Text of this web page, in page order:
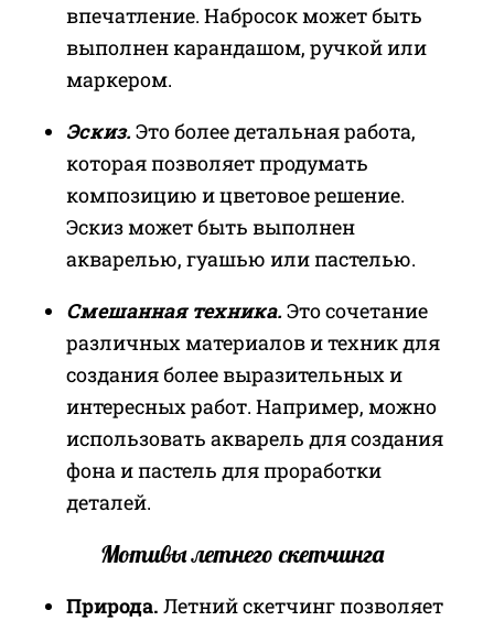
впечатление. Набросок может быть
выполнен карандашом, ручкой или
маркером.
Эскиз. Это более детальная работа,
которая позволяет продумать
композицию и цветовое решение.
Эскиз может быть выполнен
акварелью, гуашью или пастелью.
Смешанная техника. Это сочетание
различных материалов и техник для
создания более выразительных и
интересных работ. Например, можно
использовать акварель для создания
фона и пастель для проработки
деталей.
Мотивы летнего скетчинга
Природа. Летний скетчинг позволяет